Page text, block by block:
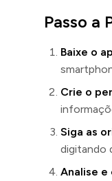
Passo a
Baixe o
Crie o
Siga as
digitando
Analise e